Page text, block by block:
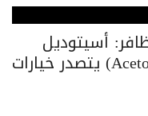
أسيتوديل
أسيتون جل (Acetodel Acetone Gel) يتصدر خيارات